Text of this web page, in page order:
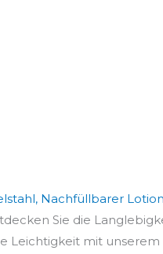
Nachfüllbarer
Sie die
Leichtigkeit mit